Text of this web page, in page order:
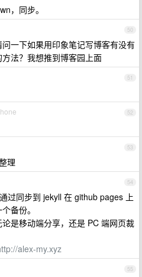
，同步。
50
一下如果用印象笔记写博客有没有
法？我想推到博客园上面
51
52
53
理
54
过同步到 jekyll 在 github pages 上
备份。
是移动端分享，还是 PC 端网页裁
alex-my.xyz
55